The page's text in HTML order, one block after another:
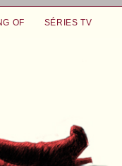
OF SÉRIES TV